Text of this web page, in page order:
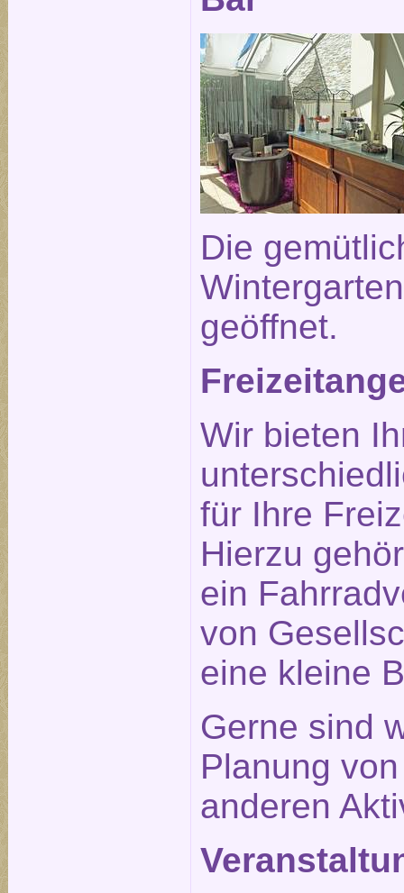
Die
geöffnet.
Wir bieten
für Ihre
Hierzu
ein
von
eine kleine
Gerne sind
Planung
anderen